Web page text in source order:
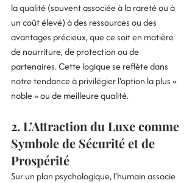
la qualité (souvent associée à la rareté ou à
un coût élevé) à des ressources ou des
avantages précieux, que ce soit en matière
de nourriture, de protection ou de
partenaires. Cette logique se reflète dans
notre tendance à privilégier l'option la plus «
noble » ou de meilleure qualité.
2. L’Attraction du Luxe comme
Symbole de Sécurité et de
Prospérité
Sur un plan psychologique, l'humain associe